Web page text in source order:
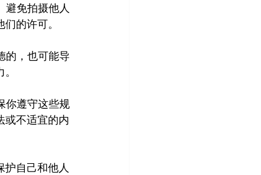
避免拍摄他人
的许可。
的，也可能导
你遵守这些规
或不适宜的内
护自己和他人